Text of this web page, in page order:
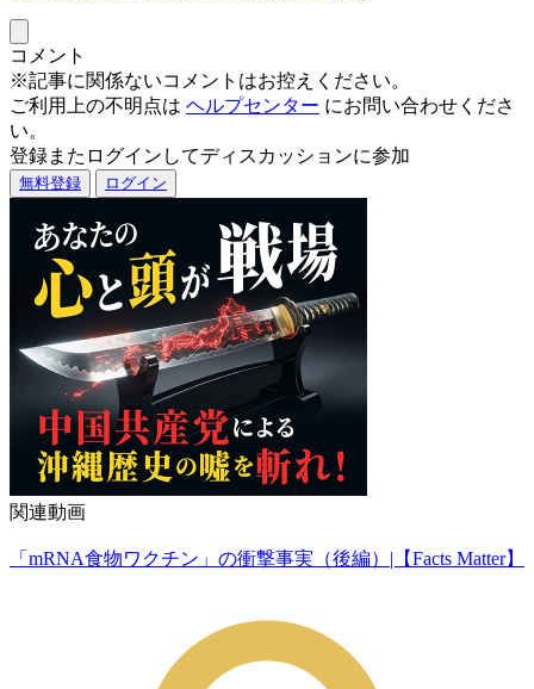
コメント
※記事に関係ないコメントはお控えください。
ご利用上の不明点は ヘルプセンター にお問い合わせくださ
い。
登録またログインしてディスカッションに参加
無料登録 ログイン
関連動画
「mRNA食物ワクチン」の衝撃事実（後編）|【Facts Matter】